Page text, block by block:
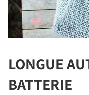
LONGUE
BATTERIE